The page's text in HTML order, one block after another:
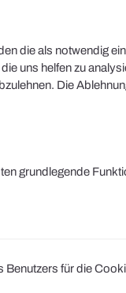
die als notwendig
uns helfen zu
Die
grundlegende
für die